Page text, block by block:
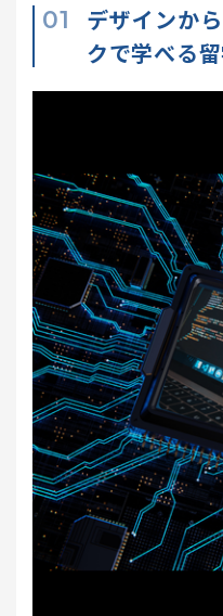
デザインか
クで学べる